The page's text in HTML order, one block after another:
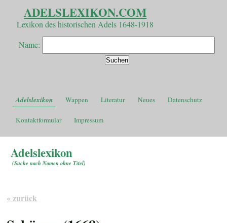
ADELSLEXIKON.COM
Lexikon des historischen Adels 1648-1918
Name:
Adelslexikon Wappen Literatur Neues Datenschutz
Kontaktformular Impressum
Adelslexikon
(Suche nach Namen ohne Titel)
« zurück